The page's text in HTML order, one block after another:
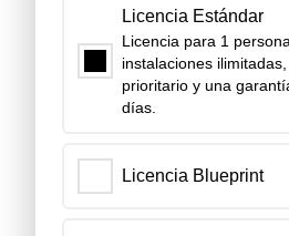
Licencia Estándar
Licencia para 1
instalaciones
prioritario y una
días.
Licencia Blueprint